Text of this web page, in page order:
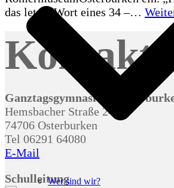
Wer sind wir?
das letzte Wort eines 34 –…
Kontakt
Ganztagsgymnasium
Hemsbacher Straße 24
74706 Osterburken
Tel 06291 64080
E-Mail
Schulleitung